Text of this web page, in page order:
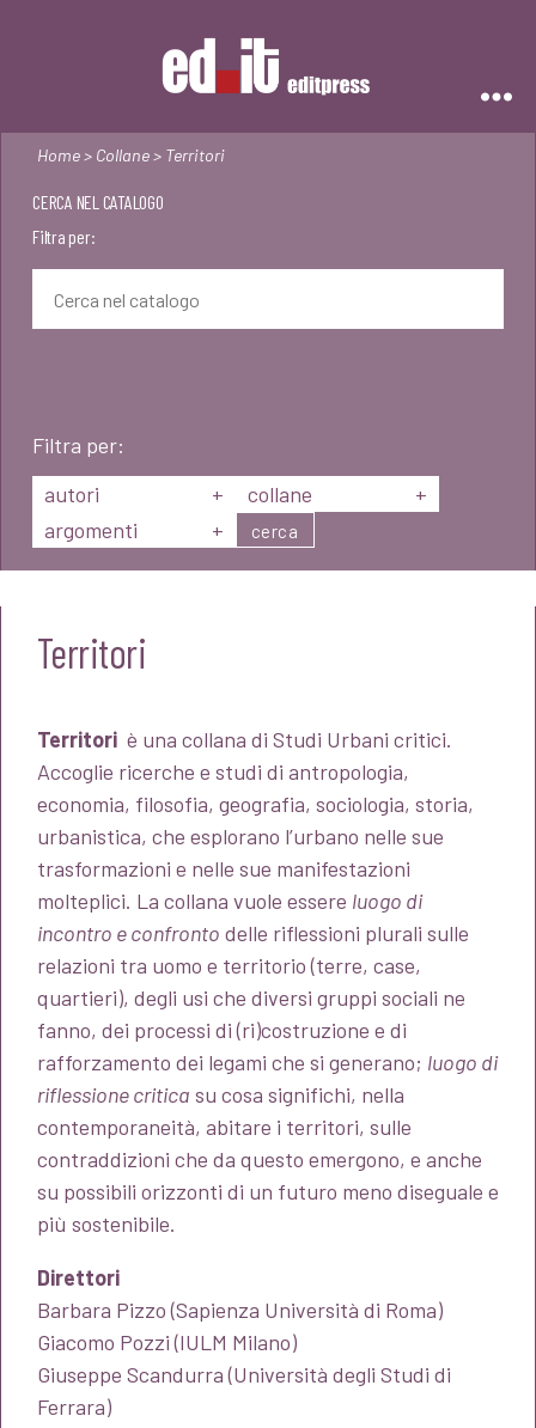
Home> Collane> Territori
CERCA NEL CATALOGO
Filtra per:
Filtra per:
autori
+ collane
+
argomenti
+ cerca
Territori
Territori è una collana di Studi Urbani critici.
Accoglie ricerche e studi di antropologia,
economia, filosofia, geografia, sociologia, storia,
urbanistica, che esplorano l’urbano nelle sue
trasformazioni e nelle sue manifestazioni
molteplici. La collana vuole essere luogo di
incontro e confronto delle riflessioni plurali sulle
relazioni tra uomo e territorio (terre, case,
quartieri), degli usi che diversi gruppi sociali ne
fanno, dei processi di (ri)costruzione e di
rafforzamento dei legami che si generano; luogo di
riflessione critica su cosa significhi, nella
contemporaneità, abitare i territori, sulle
contraddizioni che da questo emergono, e anche
su possibili orizzonti di un futuro meno diseguale e
più sostenibile.
Direttori
Barbara Pizzo (Sapienza Università di Roma)
Giacomo Pozzi (IULM Milano)
Giuseppe Scandurra (Università degli Studi di
Ferrara)